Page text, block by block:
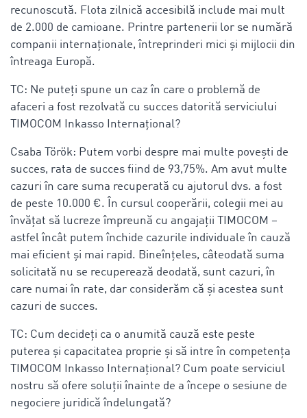
recunoscută. Flota zilnică accesibilă include mai mult
de 2.000 de camioane. Printre partenerii lor se numără
companii internaționale, întreprinderi mici și mijlocii din
întreaga Europă.
TC: Ne puteți spune un caz în care o problemă de
afaceri a fost rezolvată cu succes datorită serviciului
TIMOCOM Inkasso Internațional?
Csaba Török: Putem vorbi despre mai multe poveşti de
succes, rata de succes fiind de 93,75%. Am avut multe
cazuri în care suma recuperată cu ajutorul dvs. a fost
de peste 10.000 €. În cursul cooperării, colegii mei au
învățat să lucreze împreună cu angajații TIMOCOM –
astfel încât putem închide cazurile individuale în cauză
mai eficient și mai rapid. Bineînțeles, câteodată suma
solicitată nu se recuperează deodată, sunt cazuri, în
care numai în rate, dar considerăm că şi acestea sunt
cazuri de succes.
TC: Cum decideți ca o anumită cauză este peste
puterea și capacitatea proprie şi să intre în competenţa
TIMOCOM Inkasso Internațional? Cum poate serviciul
nostru să ofere soluții înainte de a începe o sesiune de
negociere juridică îndelungată?